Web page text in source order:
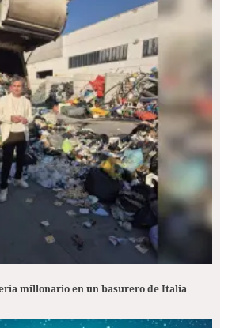
millonario en un basurero de Italia